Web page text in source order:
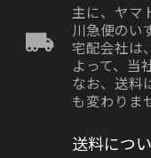
主に、ヤマ
川急便のい
宅配会社は
よって、当
なお、送料
も変わりま
送料につ